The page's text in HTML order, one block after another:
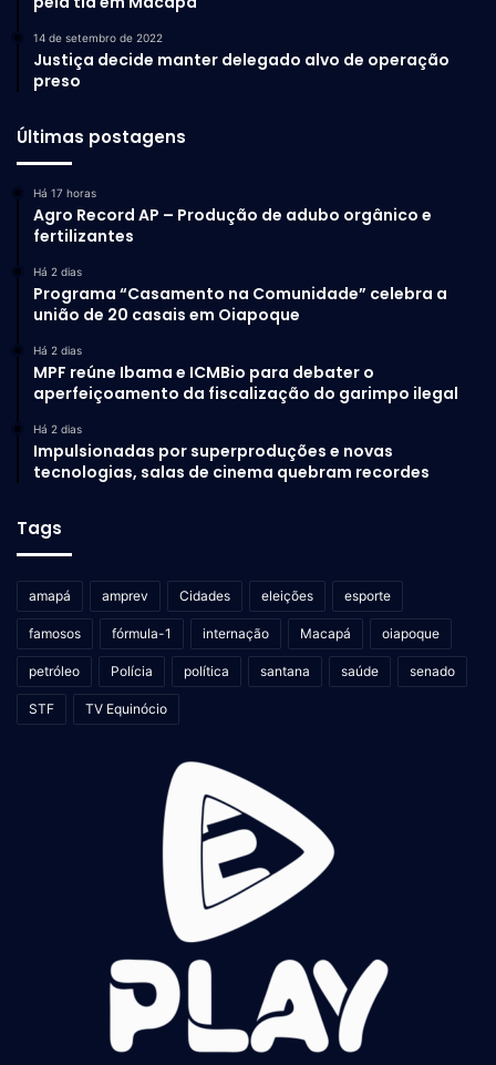
14 de setembro de 2022
Justiça decide manter delegado alvo de operação
preso
Últimas postagens
Há 17 horas
Agro Record AP – Produção de adubo orgânico e
fertilizantes
Há 2 dias
Programa “Casamento na Comunidade” celebra a
união de 20 casais em Oiapoque
Há 2 dias
MPF reúne Ibama e ICMBio para debater o
aperfeiçoamento da fiscalização do garimpo ilegal
Há 2 dias
Impulsionadas por superproduções e novas
tecnologias, salas de cinema quebram recordes
Tags
amapá amprev Cidades eleições esporte
famosos fórmula-1 internação Macapá oiapoque
petróleo Polícia política santana saúde senado
STF TV Equinócio